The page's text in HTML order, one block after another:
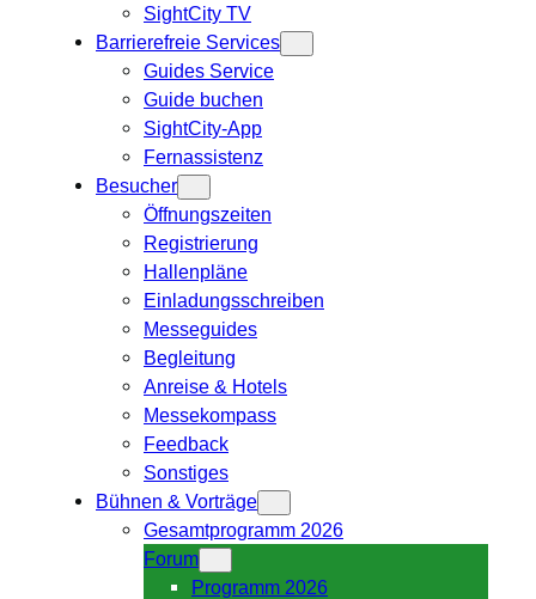
SightCity TV
Barrierefreie Services
Guides Service
Guide buchen
SightCity-App
Fernassistenz
Besucher
Öffnungszeiten
Registrierung
Hallenpläne
Einladungsschreiben
Messeguides
Begleitung
Anreise & Hotels
Messekompass
Feedback
Sonstiges
Bühnen & Vorträge
Gesamtprogramm 2026
Forum
Programm 2026